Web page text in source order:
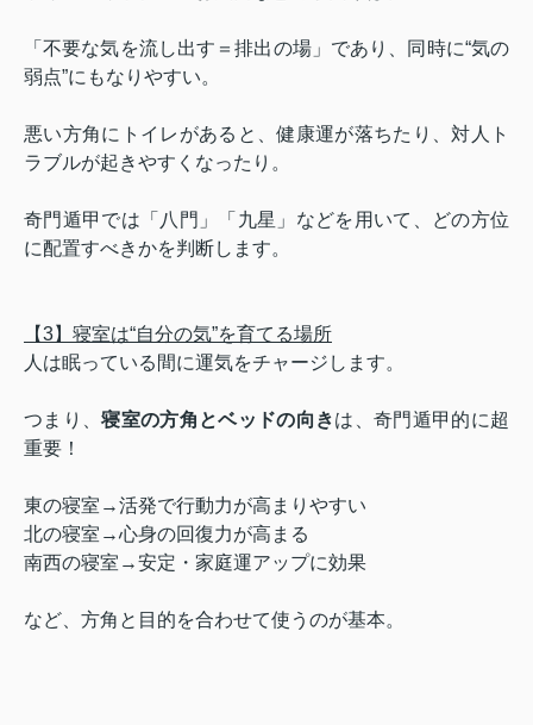
「不要な気を流し出す＝排出の場」であり、同時に“気の
弱点”にもなりやすい。
悪い方角にトイレがあると、健康運が落ちたり、対人ト
ラブルが起きやすくなったり。
奇門遁甲では「八門」「九星」などを用いて、どの方位
に配置すべきかを判断します。
【3】寝室は“自分の気”を育てる場所
人は眠っている間に運気をチャージします。
つまり、寝室の方角とベッドの向きは、奇門遁甲的に超
重要！
東の寝室→活発で行動力が高まりやすい
北の寝室→心身の回復力が高まる
南西の寝室→安定・家庭運アップに効果
など、方角と目的を合わせて使うのが基本。